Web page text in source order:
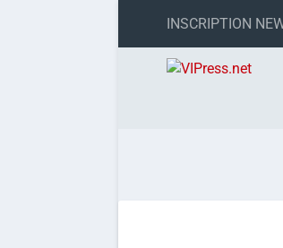
INSCRIPTION